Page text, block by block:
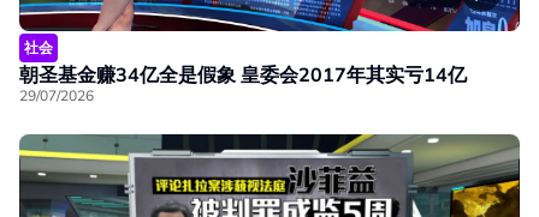
社会
朝圣基金赚34亿全是假象 皇委会2017年其实亏14亿
29/07/2026